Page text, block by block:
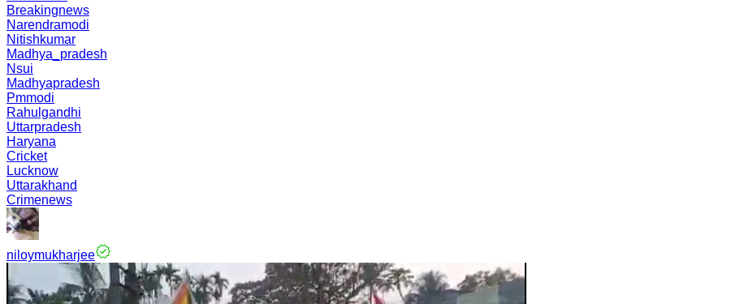
Breakingnews
Narendramodi
Nitishkumar
Madhya_pradesh
Nsui
Madhyapradesh
Pmmodi
Rahulgandhi
Uttarpradesh
Haryana
Cricket
Lucknow
Uttarakhand
Crimenews
niloymukharjee